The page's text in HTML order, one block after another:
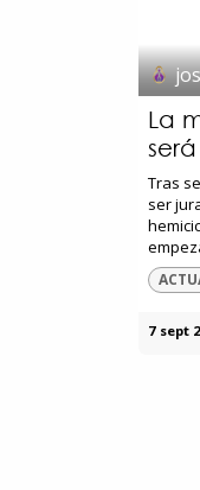
La
Tras
ser
7 sept